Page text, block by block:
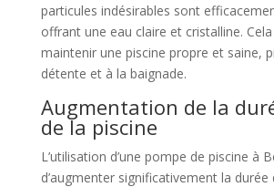
particules indésirables sont
offrant une eau claire et cristalline.
maintenir une piscine propre et saine,
détente et à la baignade.
Augmentation de la
de la piscine
L’utilisation d’une pompe de piscine à
d’augmenter significativement la durée